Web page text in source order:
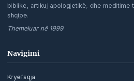
biblike, artikuj apologjetikë, dhe meditime
shqipe.
Themeluar në 1999
Navigimi
Kryefaqja